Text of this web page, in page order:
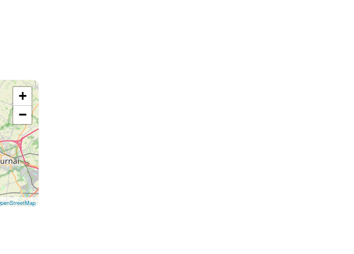
+
−